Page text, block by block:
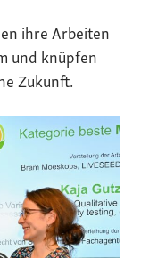
ihre Arbeiten
und knüpfen
Zukunft.